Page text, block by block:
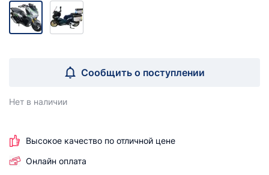
Сообщить о поступлении
Нет в наличии
Высокое качество по отличной цене
Онлайн оплата